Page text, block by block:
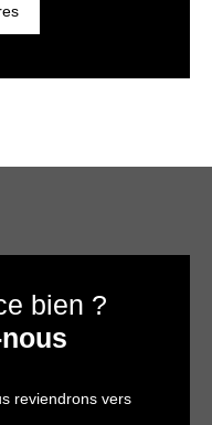
bien ?
reviendrons vers